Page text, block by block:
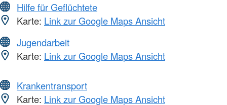
Hilfe für Geflüchtete
Karte: Link zur Google Maps Ansicht
Jugendarbeit
Karte: Link zur Google Maps Ansicht
Krankentransport
Karte: Link zur Google Maps Ansicht